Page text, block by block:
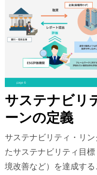
サステナビリ
ーンの定義
サステナビリティ・リ
たサステナビリティ目
境改善など）を達成す